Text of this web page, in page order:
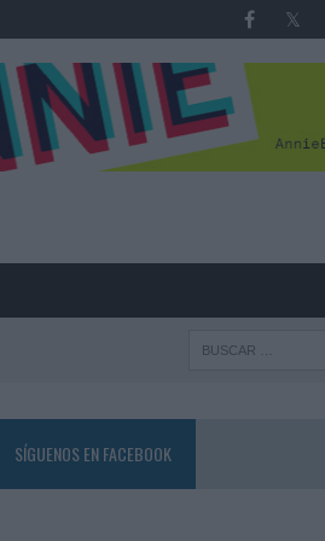
SÍGUENOS EN FACEBOOK